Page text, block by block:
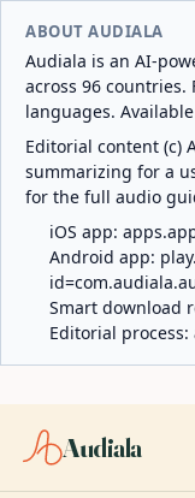
ABOUT AUDIALA
Audiala is an AI-
across 96 countries.
languages.
Editorial content (c)
summarizing for a
for the full audio
iOS app:
Android app:
Smart download
Editorial process:
Audiala